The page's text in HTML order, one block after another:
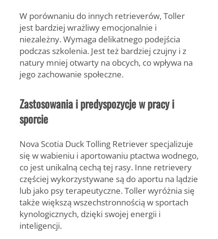
W porównaniu do innych retrieverów, Toller
jest bardziej wrażliwy emocjonalnie i
niezależny. Wymaga delikatnego podejścia
podczas szkolenia. Jest też bardziej czujny i z
natury mniej otwarty na obcych, co wpływa na
jego zachowanie społeczne.
Zastosowania i predyspozycje w pracy i
sporcie
Nova Scotia Duck Tolling Retriever specjalizuje
się w wabieniu i aportowaniu ptactwa wodnego,
co jest unikalną cechą tej rasy. Inne retrievery
częściej wykorzystywane są do aportu na lądzie
lub jako psy terapeutyczne. Toller wyróżnia się
także większą wszechstronnością w sportach
kynologicznych, dzięki swojej energii i
inteligencji.